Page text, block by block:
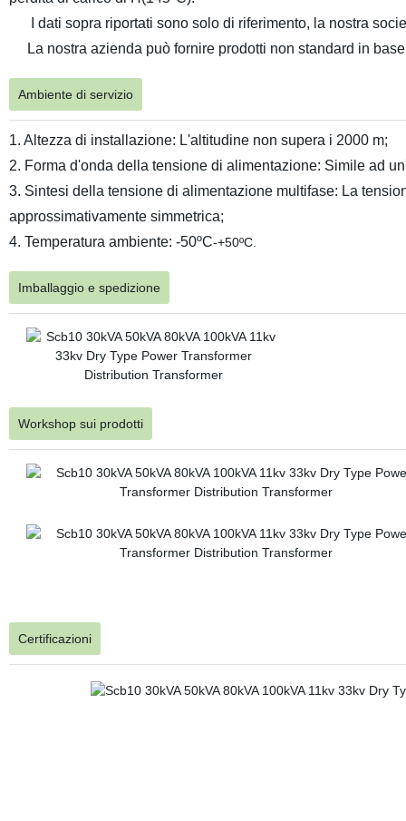
I dati sopra riportati sono solo di riferimento, la nostra
La nostra azienda può fornire prodotti non standard in
Ambiente di servizio
1. Altezza di installazione: L'altitudine non supera i 2000 m;
2. Forma d'onda della tensione di alimentazione: Simile ad
3. Sintesi della tensione di alimentazione multifase: La
approssimativamente simmetrica;
4. Temperatura ambiente: -50ºC-+50ºC.
Imballaggio e spedizione
Workshop sui prodotti
Certificazioni